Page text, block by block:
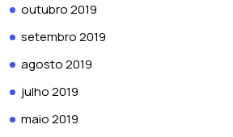
outubro 2019
setembro 2019
agosto 2019
julho 2019
maio 2019